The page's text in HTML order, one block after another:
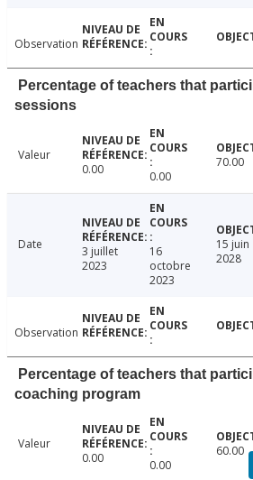
Observation
Percentage of teachers that
sessions
Valeur
0.00
0.00
70.00
Date
3 juillet
2023
16
octobre
2023
15 juin
2028
Observation
Percentage of teachers that
coaching program
Valeur
0.00
0.00
60.00